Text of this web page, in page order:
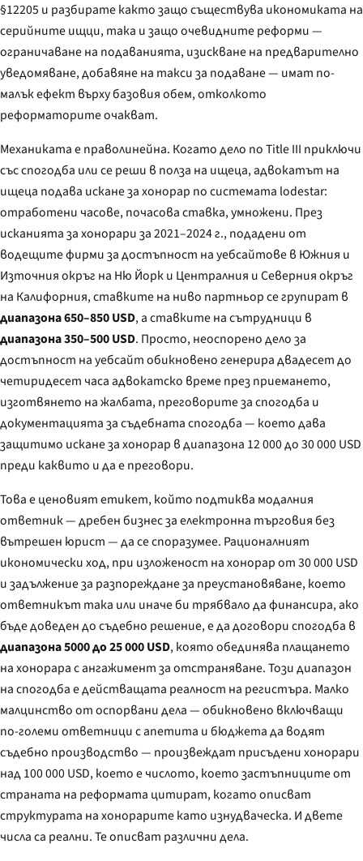
§12205 и разбирате както защо съществува икономиката на
серийните ищци, така и защо очевидните реформи —
ограничаване на подаванията, изискване на предварително
уведомяване, добавяне на такси за подаване — имат по-
малък ефект върху базовия обем, отколкото
реформаторите очакват.
Механиката е праволинейна. Когато дело по Title III приключи
със спогодба или се реши в полза на ищеца, адвокатът на
ищеца подава искане за хонорар по системата lodestar:
отработени часове, почасова ставка, умножени. През
исканията за хонорари за 2021–2024 г., подадени от
водещите фирми за достъпност на уебсайтове в Южния и
Източния окръг на Ню Йорк и Централния и Северния окръг
на Калифорния, ставките на ниво партньор се групират в
диапазона 650–850 USD, а ставките на сътрудници в
диапазона 350–500 USD. Просто, неоспорено дело за
достъпност на уебсайт обикновено генерира двадесет до
четиридесет часа адвокатско време през приемането,
изготвянето на жалбата, преговорите за спогодба и
документацията за съдебната спогодба — което дава
защитимо искане за хонорар в диапазона 12 000 до 30 000 USD
преди каквито и да е преговори.
Това е ценовият етикет, който подтиква модалния
ответник — дребен бизнес за електронна търговия без
вътрешен юрист — да се споразумее. Рационалният
икономически ход, при изложеност на хонорар от 30 000 USD
и задължение за разпореждане за преустановяване, което
ответникът така или иначе би трябвало да финансира, ако
бъде доведен до съдебно решение, е да договори спогодба в
диапазона 5000 до 25 000 USD, която обединява плащането
на хонорара с ангажимент за отстраняване. Този диапазон
на спогодба е действащата реалност на регистъра. Малко
малцинство от оспорвани дела — обикновено включващи
по-големи ответници с апетита и бюджета да водят
съдебно производство — произвеждат присъдени хонорари
над 100 000 USD, което е числото, което застъпниците от
страната на реформата цитират, когато описват
структурата на хонорарите като изнудваческа. И двете
числа са реални. Те описват различни дела.